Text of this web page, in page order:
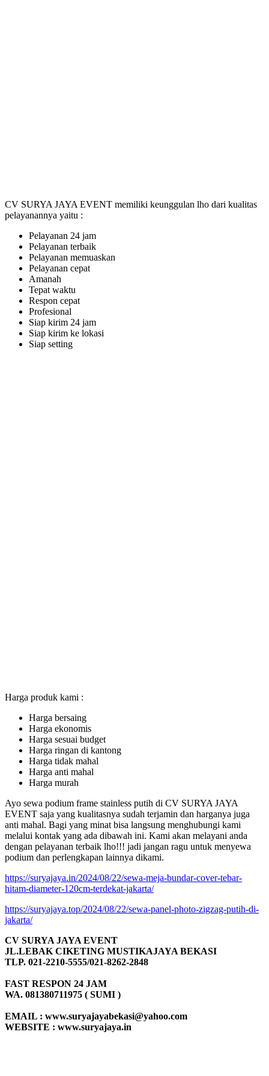
CV SURYA JAYA EVENT memiliki keunggulan lho dari kualitas
pelayanannya yaitu :
Pelayanan 24 jam
Pelayanan terbaik
Pelayanan memuaskan
Pelayanan cepat
Amanah
Tepat waktu
Respon cepat
Profesional
Siap kirim 24 jam
Siap kirim ke lokasi
Siap setting
Harga produk kami :
Harga bersaing
Harga ekonomis
Harga sesuai budget
Harga ringan di kantong
Harga tidak mahal
Harga anti mahal
Harga murah
Ayo sewa podium frame stainless putih di CV SURYA JAYA
EVENT saja yang kualitasnya sudah terjamin dan harganya juga
anti mahal. Bagi yang minat bisa langsung menghubungi kami
melalui kontak yang ada dibawah ini. Kami akan melayani anda
dengan pelayanan terbaik lho!!! jadi jangan ragu untuk menyewa
podium dan perlengkapan lainnya dikami.
https://suryajaya.in/2024/08/22/sewa-meja-bundar-cover-tebar-
hitam-diameter-120cm-terdekat-jakarta/
https://suryajaya.top/2024/08/22/sewa-panel-photo-zigzag-putih-di-
jakarta/
CV SURYA JAYA EVENT
JL.LEBAK CIKETING MUSTIKAJAYA BEKASI
TLP. 021-2210-5555/021-8262-2848
FAST RESPON 24 JAM
WA. 081380711975 ( SUMI )
EMAIL : www.suryajayabekasi@yahoo.com
WEBSITE : www.suryajaya.in